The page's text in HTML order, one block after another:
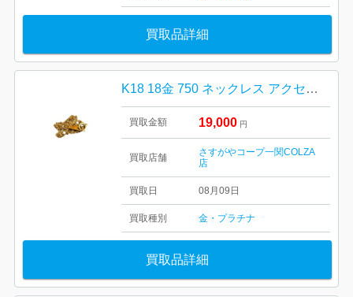
買取品詳細
K18 18金 750 ネックレス アクセサリー 貴金属
買取金額 19,000 円
買取店舗
さすがやコープ一関COLZA
店
買取日 08月09日
買取種別 金・プラチナ
買取品詳細